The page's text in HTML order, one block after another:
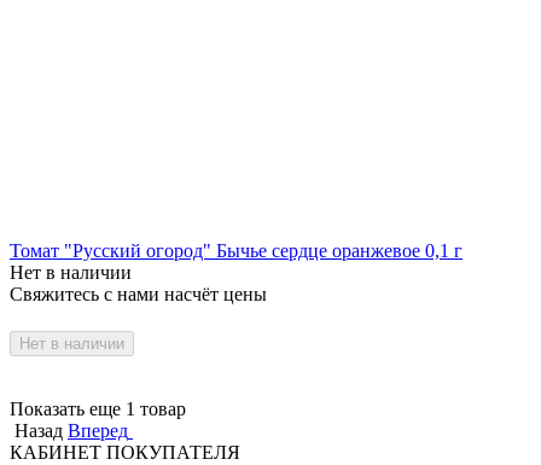
Томат "Русский огород" Бычье сердце оранжевое 0,1 г
Нет в наличии
Свяжитесь с нами насчёт цены
Нет в наличии
Показать еще 1 товар
Назад Вперед
КАБИНЕТ ПОКУПАТЕЛЯ